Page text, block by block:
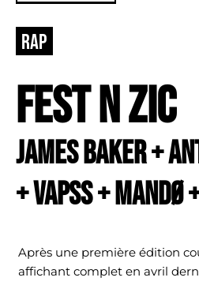
RAP
FEST N ZIC
JAMES BAKER +
+ VAPSS + MANDØ
Après une première édition
affichant complet en avril